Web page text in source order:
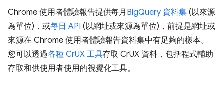
Chrome 使用者體驗報告提供每月 BigQuery 資料集 (以來源
為單位)，或每日 API (以網址或來源為單位)，前提是網址或
來源在 Chrome 使用者體驗報告資料集中有足夠的樣本。
您可以透過各種 CrUX 工具存取 CrUX 資料，包括程式輔助
存取和供使用者使用的視覺化工具。